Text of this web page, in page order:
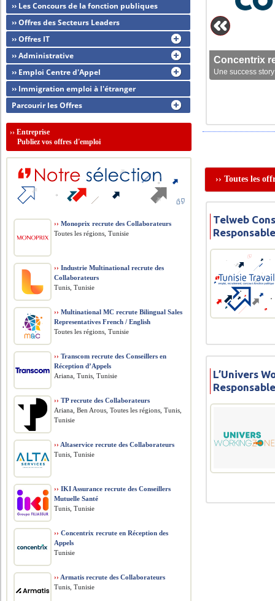
Concentrix
Une success
›› Toutes les
Telweb
L’Univers
›› Les Concours de la fonction publiques
›› Offres des Secteurs Leaders
›› Offres IT
›› Administrative
›› Emploi Centre d'Appel
›› Immigration emploi à l'étranger
Parcourir les Offres
››Entreprise
Publiez vos offres d'emploi
›› Monoprix recrute des Collaborateurs
Toutes les régions, Tunisie
›› Industrie Multinational recrute des
Collaborateurs
Tunis, Tunisie
›› Multinational MC recrute Bilingual Sales
Representatives French / English
Toutes les régions, Tunisie
›› Transcom recrute des Conseillers en
Réception d’Appels
Ariana, Tunis, Tunisie
›› TP recrute des Collaborateurs
Ariana, Ben Arous, Toutes les régions, Tunis,
Tunisie
›› Altaservice recrute des Collaborateurs
Tunis, Tunisie
›› IKI Assurance recrute des Conseillers
Mutuelle Santé
Tunis, Tunisie
›› Concentrix recrute en Réception des
Appels
Tunisie
›› Armatis recrute des Collaborateurs
Tunis, Tunisie